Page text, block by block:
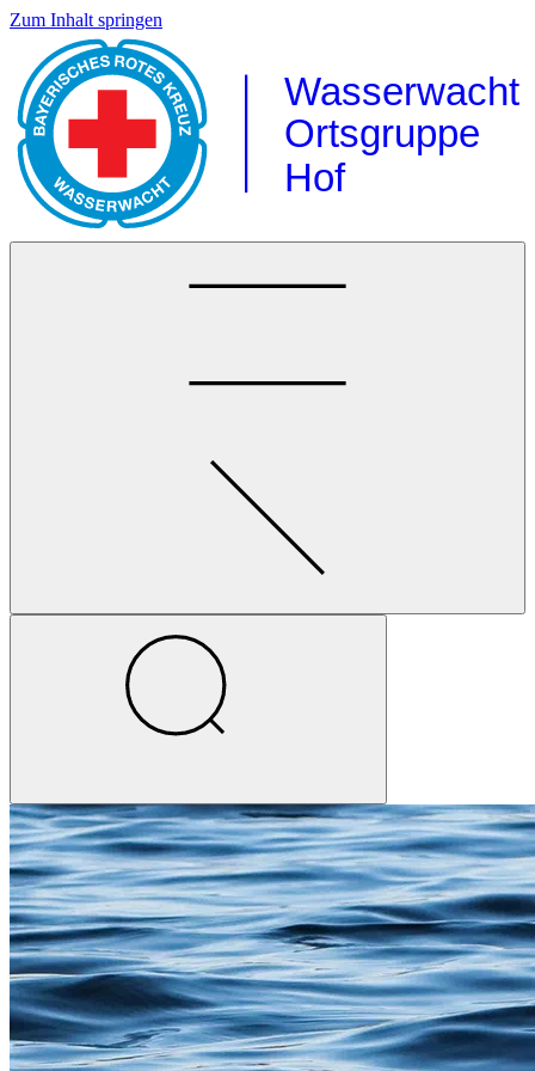
Zum Inhalt springen
Wasserwacht
Ortsgruppe
Hof